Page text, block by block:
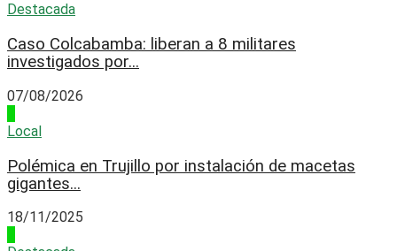
Destacada
Caso Colcabamba: liberan a 8 militares
investigados por...
07/08/2026
Local
Polémica en Trujillo por instalación de macetas
gigantes...
18/11/2025